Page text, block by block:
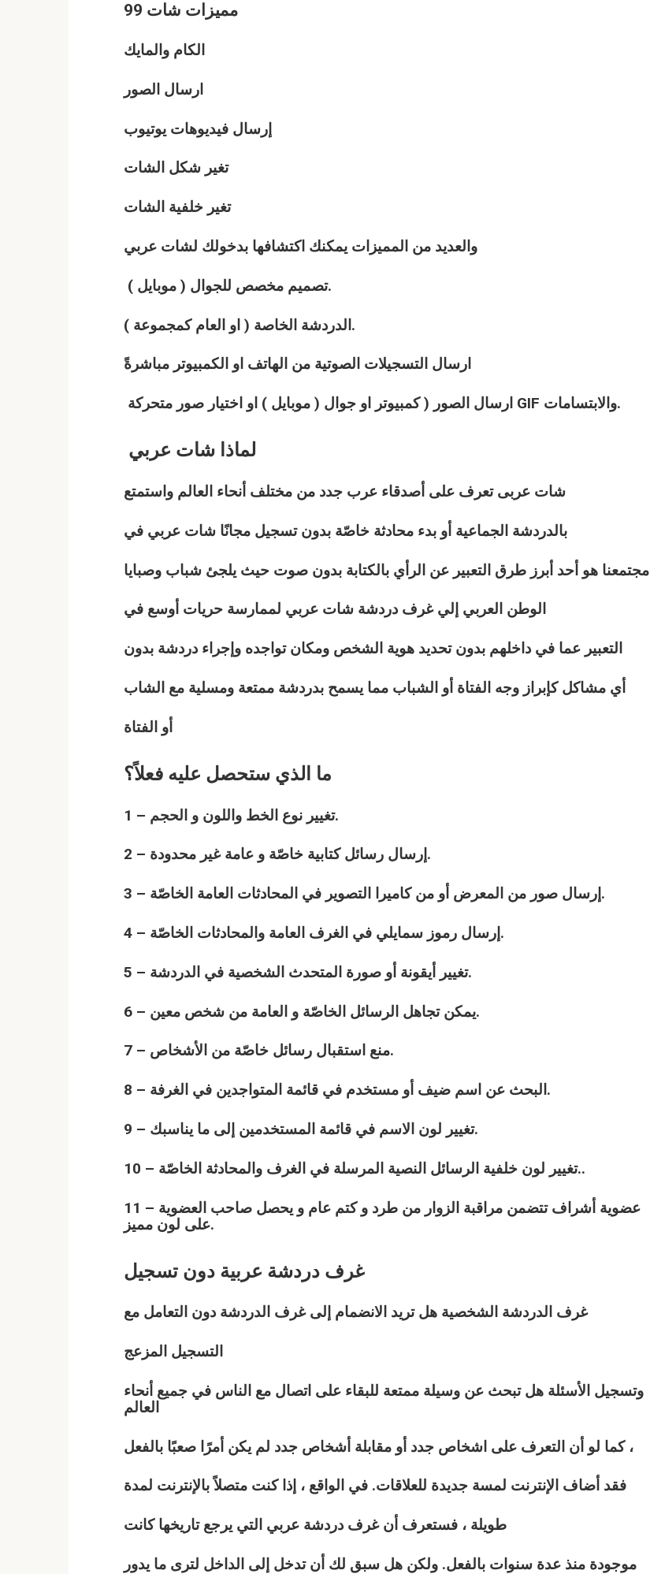
مميزات شات 99
الكام والمايك
ارسال الصور
إرسال فيديوهات يوتيوب
تغير شكل الشات
تغير خلفية الشات
والعديد من المميزات يمكنك اكتشافها بدخولك لشات عربي
تصميم مخصص للجوال ( موبايل ).
الدردشة الخاصة ( او العام كمجموعة ).
ارسال التسجيلات الصوتية من الهاتف او الكمبيوتر مباشرةً
ارسال الصور ( كمبيوتر او جوال ( موبايل ) او اختيار صور متحركة GIF والابتسامات.
لماذا شات عربي
شات عربى تعرف على أصدقاء عرب جدد من مختلف أنحاء العالم واستمتع
بالدردشة الجماعية أو بدء محادثة خاصّة بدون تسجيل مجانًا شات عربي في
مجتمعنا هو أحد أبرز طرق التعبير عن الرأي بالكتابة بدون صوت حيث يلجئ شباب وصبايا
الوطن العربي إلي غرف دردشة شات عربي لممارسة حريات أوسع في
التعبير عما في داخلهم بدون تحديد هوية الشخص ومكان تواجده وإجراء دردشة بدون
أي مشاكل كإبراز وجه الفتاة أو الشباب مما يسمح بدردشة ممتعة ومسلية مع الشاب
أو الفتاة
ما الذي ستحصل عليه فعلاً؟
1 – تغيير نوع الخط واللون و الحجم.
2 – إرسال رسائل كتابية خاصّة و عامة غير محدودة.
3 – إرسال صور من المعرض أو من كاميرا التصوير في المحادثات العامة الخاصّة.
4 – إرسال رموز سمايلي في الغرف العامة والمحادثات الخاصّة.
5 – تغيير أيقونة أو صورة المتحدث الشخصية في الدردشة.
6 – يمكن تجاهل الرسائل الخاصّة و العامة من شخص معين.
7 – منع استقبال رسائل خاصّة من الأشخاص.
8 – البحث عن اسم ضيف أو مستخدم في قائمة المتواجدين في الغرفة.
9 – تغيير لون الاسم في قائمة المستخدمين إلى ما يناسبك.
10 – تغيير لون خلفية الرسائل النصية المرسلة في الغرف والمحادثة الخاصّة..
11 – عضوية أشراف تتضمن مراقبة الزوار من طرد و كتم عام و يحصل صاحب العضوية
على لون مميز.
غرف دردشة عربية دون تسجيل
غرف الدردشة الشخصية هل تريد الانضمام إلى غرف الدردشة دون التعامل مع
التسجيل المزعج
وتسجيل الأسئلة هل تبحث عن وسيلة ممتعة للبقاء على اتصال مع الناس في جميع أنحاء
العالم
كما لو أن التعرف على اشخاص جدد أو مقابلة أشخاص جدد لم يكن أمرًا صعبًا بالفعل ،
فقد أضاف الإنترنت لمسة جديدة للعلاقات. في الواقع ، إذا كنت متصلاً بالإنترنت لمدة
طويلة ، فستعرف أن غرف دردشة عربي التي يرجع تاريخها كانت
موجودة منذ عدة سنوات بالفعل. ولكن هل سبق لك أن تدخل إلى الداخل لترى ما يدور